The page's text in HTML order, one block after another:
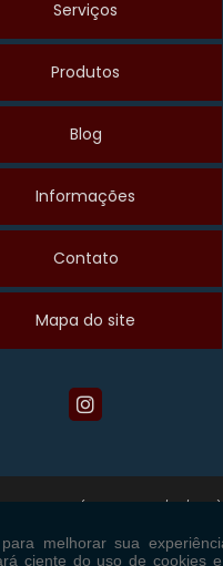
Serviços
Produtos
Blog
Informações
Contato
Mapa do site
© Maiscom. (Lei 9610 de 19/02/1998)
W3C